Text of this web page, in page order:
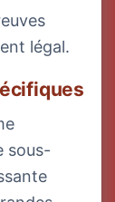
légal.
sous-